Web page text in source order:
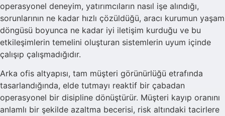
operasyonel deneyim, yatırımcıların nasıl işe alındığı,
sorunlarının ne kadar hızlı çözüldüğü, aracı kurumun yaşam
döngüsü boyunca ne kadar iyi iletişim kurduğu ve bu
etkileşimlerin temelini oluşturan sistemlerin uyum içinde
çalışıp çalışmadığıdır.
Arka ofis altyapısı, tam müşteri görünürlüğü etrafında
tasarlandığında, elde tutmayı reaktif bir çabadan
operasyonel bir disipline dönüştürür. Müşteri kayıp oranını
anlamlı bir şekilde azaltma becerisi, risk altındaki tacirlere